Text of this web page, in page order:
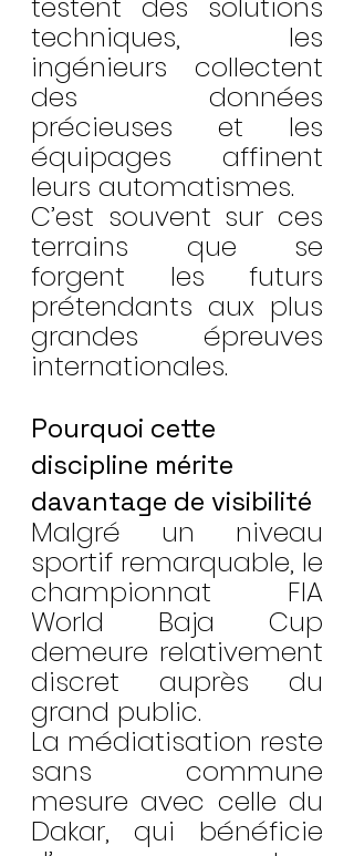
techniques, les
ingénieurs collectent
des données
précieuses et les
équipages affinent
leurs automatismes.
C’est souvent sur ces
terrains que se
forgent les futurs
prétendants aux plus
grandes épreuves
internationales.
Pourquoi cette
discipline mérite
davantage de visibilité
Malgré un niveau
sportif remarquable, le
championnat FIA
World Baja Cup
demeure relativement
discret auprès du
grand public.
La médiatisation reste
sans commune
mesure avec celle du
Dakar, qui bénéficie